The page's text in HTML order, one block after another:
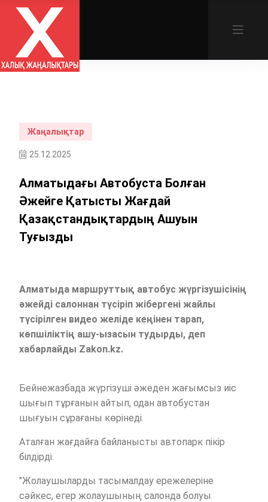
Жаңалықтар
25.12.2025
Алматыдағы Автобуста Болған
Әжейге Қатысты Жағдай
Қазақстандықтардың Ашуын
Туғызды
Алматыда маршруттық автобус жүргізушісінің
әжейді салоннан түсіріп жібергені жайлы
түсірілген видео желіде кеңінен тарап,
көпшіліктің ашу-ызасын тудырды, деп
хабарлайды Zakon.kz.
Бейнежазбада жүргізуші әжеден жағымсыз иіс
шығып тұрғанын айтып, одан автобустан
шығуын сұрағаны көрінеді.
Аталған жағдайға байланысты автопарк пікір
білдірді.
"Жолаушыларды тасымалдау ережелеріне
сәйкес, егер жолаушының салонда болуы